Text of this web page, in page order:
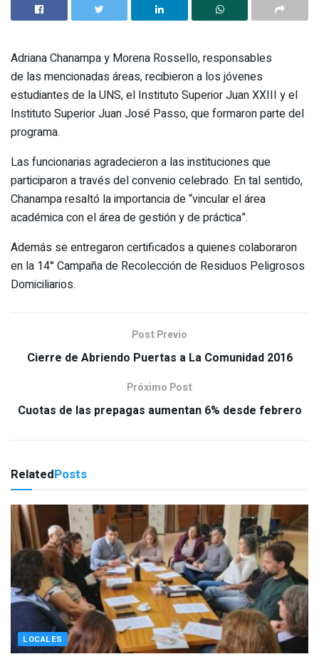
Adriana Chanampa y Morena Rossello, responsables
de las mencionadas áreas, recibieron a los jóvenes
estudiantes de la UNS, el Instituto Superior Juan XXIII y el
Instituto Superior Juan José Passo, que formaron parte del
programa.
Las funcionarias agradecieron a las instituciones que
participaron a través del convenio celebrado. En tal sentido,
Chanampa resaltó la importancia de “vincular el área
académica con el área de gestión y de práctica”.
Además se entregaron certificados a quienes colaboraron
en la 14° Campaña de Recolección de Residuos Peligrosos
Domiciliarios.
Post Previo
Cierre de Abriendo Puertas a La Comunidad 2016
Próximo Post
Cuotas de las prepagas aumentan 6% desde febrero
RelatedPosts
LOCALES